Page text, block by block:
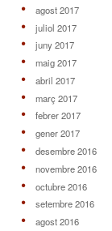
agost 2017
juliol 2017
juny 2017
maig 2017
abril 2017
març 2017
febrer 2017
gener 2017
desembre 2016
novembre 2016
octubre 2016
setembre 2016
agost 2016